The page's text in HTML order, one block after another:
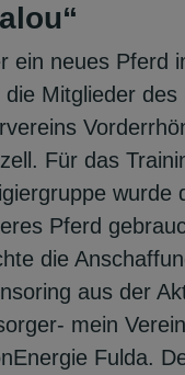
ein neues Pferd
die Mitglieder des
Für das
wurde
Pferd
die
aus der
mein
Fulda.